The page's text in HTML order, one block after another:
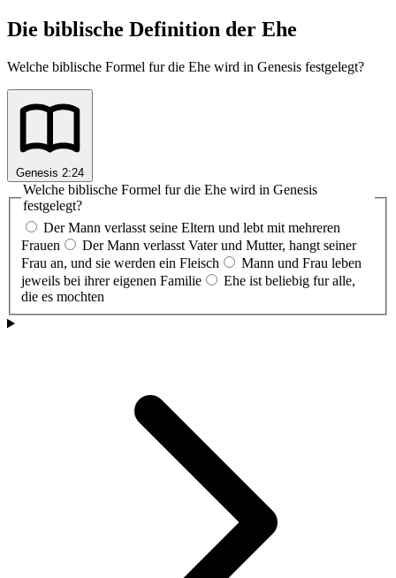
Die biblische Definition der Ehe
Welche biblische Formel fur die Ehe wird in Genesis festgelegt?
Genesis 2:24
Welche biblische Formel fur die Ehe wird in Genesis
festgelegt?
Der Mann verlasst seine Eltern und lebt mit mehreren
Frauen
Der Mann verlasst Vater und Mutter, hangt seiner
Frau an, und sie werden ein Fleisch
Mann und Frau leben
jeweils bei ihrer eigenen Familie
Ehe ist beliebig fur alle,
die es mochten